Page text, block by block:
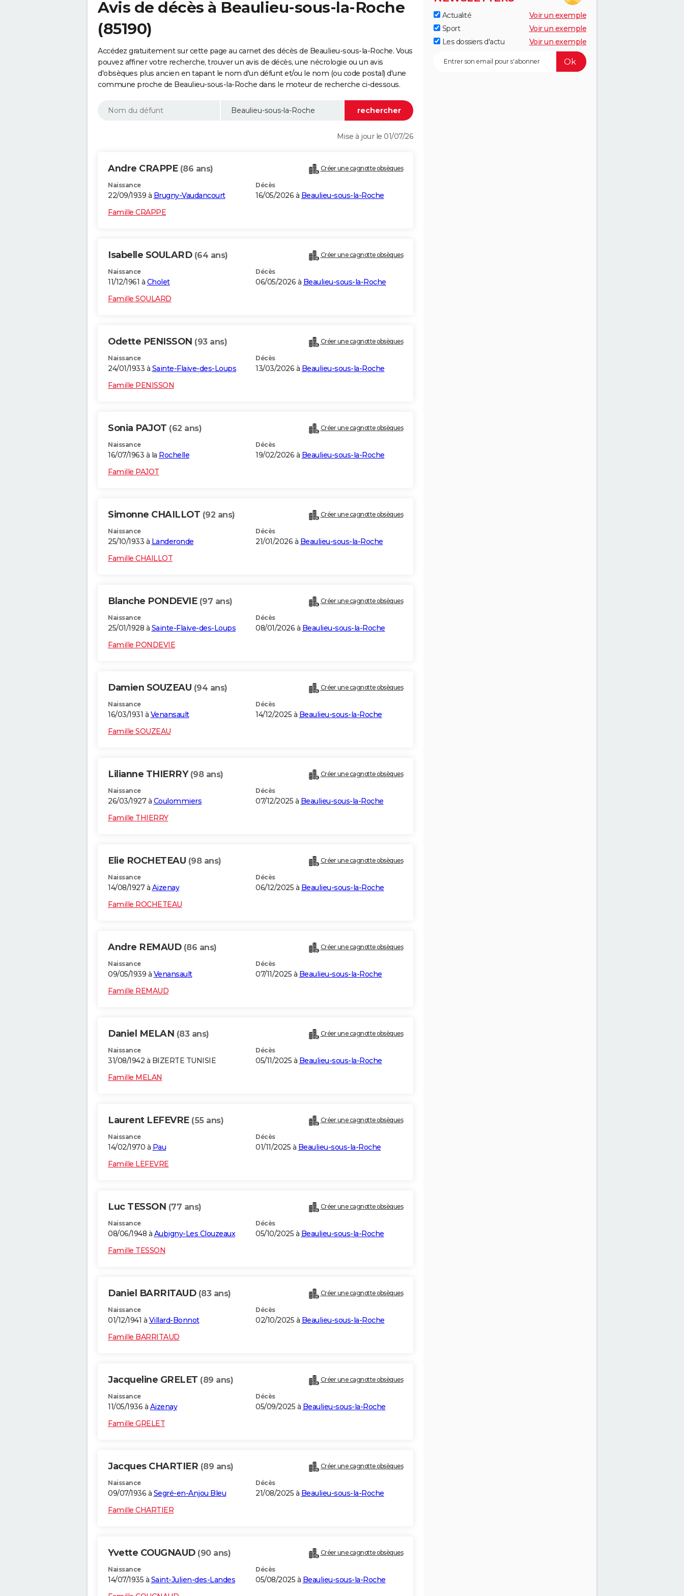
Avis de décès à Beaulieu-sous-la-Roche
(85190)
Accédez gratuitement sur cette page au carnet des décès de Beaulieu-sous-la-Roche. Vous
pouvez affiner votre recherche, trouver un avis de décès, une nécrologie ou un avis
d'obsèques plus ancien en tapant le nom d'un défunt et/ou le nom (ou code postal) d'une
commune proche de Beaulieu-sous-la-Roche dans le moteur de recherche ci-dessous.
Mise à jour le 01/07/26
Andre CRAPPE (86 ans) Créer une cagnotte obsèques
Naissance
22/09/1939 à Brugny-Vaudancourt
Décès
16/05/2026 à Beaulieu-sous-la-Roche
Famille CRAPPE
Isabelle SOULARD (64 ans) Créer une cagnotte obsèques
Naissance
11/12/1961 à Cholet
Décès
06/05/2026 à Beaulieu-sous-la-Roche
Famille SOULARD
Odette PENISSON (93 ans) Créer une cagnotte obsèques
Naissance
24/01/1933 à Sainte-Flaive-des-Loups
Décès
13/03/2026 à Beaulieu-sous-la-Roche
Famille PENISSON
Sonia PAJOT (62 ans) Créer une cagnotte obsèques
Naissance
16/07/1963 à la Rochelle
Décès
19/02/2026 à Beaulieu-sous-la-Roche
Famille PAJOT
Simonne CHAILLOT (92 ans) Créer une cagnotte obsèques
Naissance
25/10/1933 à Landeronde
Décès
21/01/2026 à Beaulieu-sous-la-Roche
Famille CHAILLOT
Blanche PONDEVIE (97 ans) Créer une cagnotte obsèques
Naissance
25/01/1928 à Sainte-Flaive-des-Loups
Décès
08/01/2026 à Beaulieu-sous-la-Roche
Famille PONDEVIE
Damien SOUZEAU (94 ans) Créer une cagnotte obsèques
Naissance
16/03/1931 à Venansault
Décès
14/12/2025 à Beaulieu-sous-la-Roche
Famille SOUZEAU
Lilianne THIERRY (98 ans) Créer une cagnotte obsèques
Naissance
26/03/1927 à Coulommiers
Décès
07/12/2025 à Beaulieu-sous-la-Roche
Famille THIERRY
Elie ROCHETEAU (98 ans) Créer une cagnotte obsèques
Naissance
14/08/1927 à Aizenay
Décès
06/12/2025 à Beaulieu-sous-la-Roche
Famille ROCHETEAU
Andre REMAUD (86 ans) Créer une cagnotte obsèques
Naissance
09/05/1939 à Venansault
Décès
07/11/2025 à Beaulieu-sous-la-Roche
Famille REMAUD
Daniel MELAN (83 ans) Créer une cagnotte obsèques
Naissance
31/08/1942 à BIZERTE TUNISIE
Décès
05/11/2025 à Beaulieu-sous-la-Roche
Famille MELAN
Laurent LEFEVRE (55 ans) Créer une cagnotte obsèques
Naissance
14/02/1970 à Pau
Décès
01/11/2025 à Beaulieu-sous-la-Roche
Famille LEFEVRE
Luc TESSON (77 ans) Créer une cagnotte obsèques
Naissance
08/06/1948 à Aubigny-Les Clouzeaux
Décès
05/10/2025 à Beaulieu-sous-la-Roche
Famille TESSON
Daniel BARRITAUD (83 ans) Créer une cagnotte obsèques
Naissance
01/12/1941 à Villard-Bonnot
Décès
02/10/2025 à Beaulieu-sous-la-Roche
Famille BARRITAUD
Jacqueline GRELET (89 ans) Créer une cagnotte obsèques
Naissance
11/05/1936 à Aizenay
Décès
05/09/2025 à Beaulieu-sous-la-Roche
Famille GRELET
Jacques CHARTIER (89 ans) Créer une cagnotte obsèques
Naissance
09/07/1936 à Segré-en-Anjou Bleu
Décès
21/08/2025 à Beaulieu-sous-la-Roche
Famille CHARTIER
Yvette COUGNAUD (90 ans) Créer une cagnotte obsèques
Naissance
14/07/1935 à Saint-Julien-des-Landes
Décès
05/08/2025 à Beaulieu-sous-la-Roche
Actualité
Voir un exemple
Sport
Voir un exemple
Les dossiers d'actu
Voir un exemple